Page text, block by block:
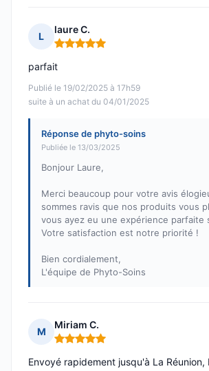
L
laure C.
Note : 5 sur 5
Publié le 19/02/2025 à 17h59
suite à un achat du 04/01/2025
parfait
Réponse de phyto-soins
Publiée le 13/03/2025
Bonjour Laure,
Merci beaucoup pour votre avis
sommes ravis que nos produits vous
vous ayez eu une expérience parfaite
Votre satisfaction est notre priorité !
Bien cordialement,
L'équipe de Phyto-Soins
M
Miriam C.
Note : 5 sur 5
Envoyé rapidement jusqu'à La Réunion,